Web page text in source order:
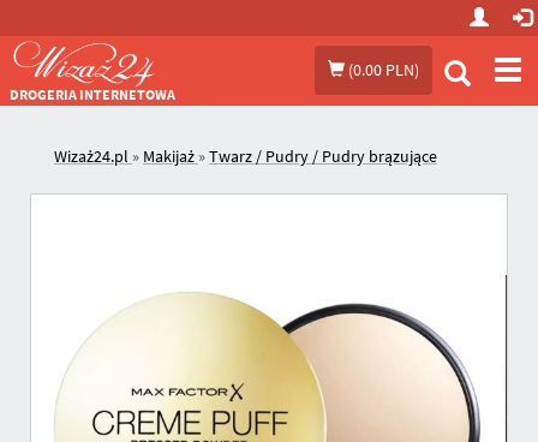
(0.00 PLN)
DROGERIA INTERNETOWA
Wizaż24.pl » Makijaż »Twarz / Pudry / Pudry brązujące